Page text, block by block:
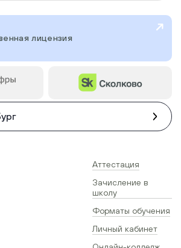
лицензия
Аттестация
Зачисление в
школу
Форматы обучения
Личный кабинет